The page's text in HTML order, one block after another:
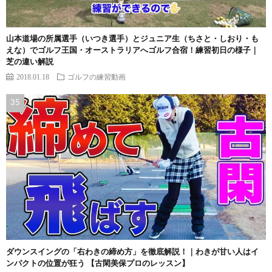
山本道場の所属選手（いつき選手）とジュニア生（ちさと・しおり・も
えな）でゴルフ王国・オーストラリアへゴルフ合宿！練習初日の様子｜
芝の違い解説
2018.01.18 ゴルフの練習動画
ダウンスイングの「右わきの締め方」を徹底解説！｜わきが甘い人はイ
ンパクトの位置が狂う 【古閑美保プロのレッスン】